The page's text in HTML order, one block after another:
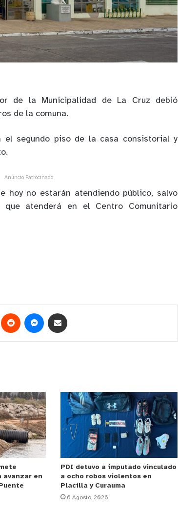
de la Municipalidad de La Cruz debió
de la comuna.
el segundo piso de la casa consistorial y
Anuncio Patrocinado
hoy no estarán atendiendo público, salvo
que atenderá en el Centro Comunitario
avanzar en
PDI detuvo a imputado vinculado
a ocho robos violentos en
Placilla y Curauma
6 Agosto, 2026